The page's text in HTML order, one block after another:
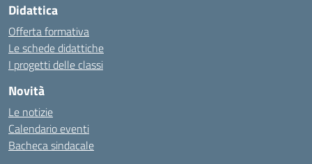
Didattica
Offerta formativa
Le schede didattiche
I progetti delle classi
Novità
Le notizie
Calendario eventi
Bacheca sindacale